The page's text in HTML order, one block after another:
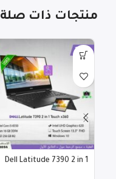
منتجات ذات صلة
Dell Latitude 7390 2 in 1